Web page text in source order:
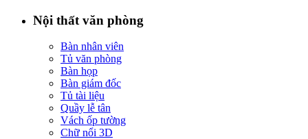
Nội thất văn phòng
Bàn nhân viên
Tủ văn phòng
Bàn họp
Bàn giám đốc
Tủ tài liệu
Quầy lễ tân
Vách ốp tường
Chữ nổi 3D